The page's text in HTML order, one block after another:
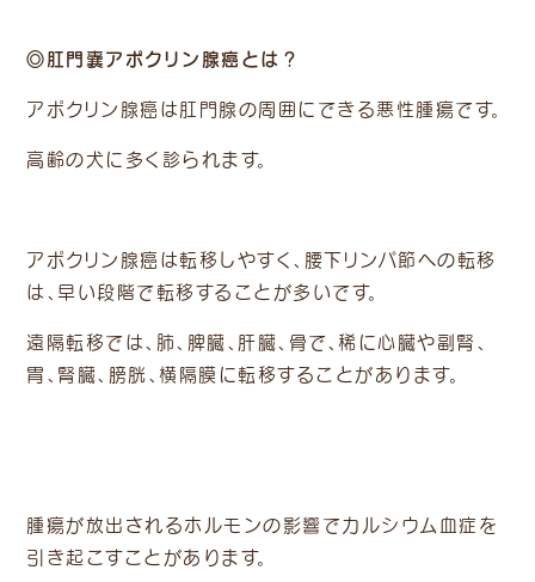
◎肛門嚢アポクリン腺癌とは？
アポクリン腺癌は肛門腺の周囲にできる悪性腫瘍です。
高齢の犬に多く診られます。
アポクリン腺癌は転移しやすく、腰下リンパ節への転移
は、早い段階で転移することが多いです。
遠隔転移では、肺、脾臓、肝臓、骨で、稀に心臓や副腎、
胃、腎臓、膀胱、横隔膜に転移することがあります。
腫瘍が放出されるホルモンの影響でカルシウム血症を
引き起こすことがあります。